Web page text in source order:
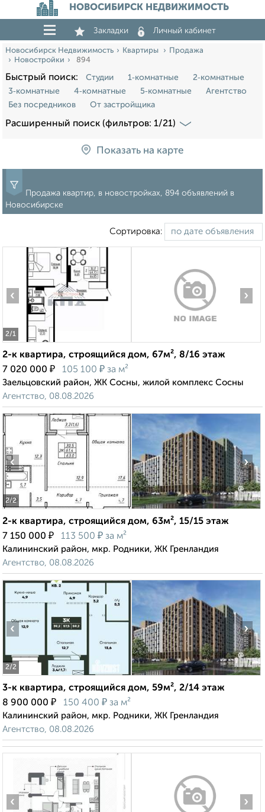
НОВОСИБИРСК НЕДВИЖИМОСТЬ
Закладки Личный кабинет
Новосибирск Недвижимость Квартиры
Продажа
Новостройки
894
Быстрый поиск: Студии 1‑комнатные
2‑комнатные
3‑комнатные
4‑комнатные 5‑комнатные
Агентство
Без посредников
От застройщика
Расширенный поиск (фильтров: 1/21)
Показать на карте
Продажа квартир, в новостройках, 894 объявлений в
Новосибирске
Сортировка:
2/1
‹ ›
2-к квартира, строящийся дом, 67м², 8/16 этаж
7 020 000 ₽ 105 100 ₽ за м²
Заельцовский район, ЖК Сосны, жилой комплекс Сосны
Агентство, 08.08.2026
2/2
‹ ›
2-к квартира, строящийся дом, 63м², 15/15 этаж
7 150 000 ₽ 113 500 ₽ за м²
Калининский район, мкр. Родники, ЖК Гренландия
Агентство, 08.08.2026
2/2
‹ ›
3-к квартира, строящийся дом, 59м², 2/14 этаж
8 900 000 ₽ 150 400 ₽ за м²
Калининский район, мкр. Родники, ЖК Гренландия
Агентство, 08.08.2026
‹ ›